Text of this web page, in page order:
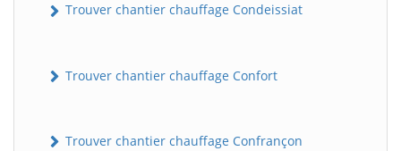
Trouver chantier chauffage Condeissiat
Trouver chantier chauffage Confort
Trouver chantier chauffage Confrançon